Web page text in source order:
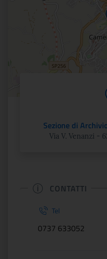
Sezione di
Via V. Venanzi -
CONTATTI
Tel
0737 633052